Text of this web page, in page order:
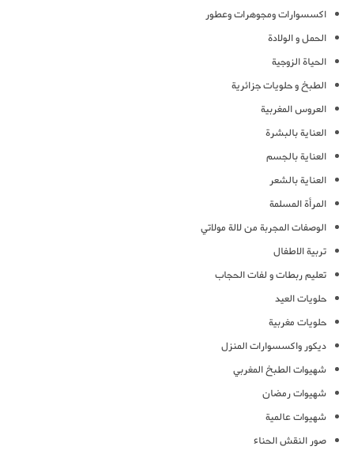
اكسسوارات ومجوهرات وعطور
الحمل و الولادة
الحياة الزوجية
الطبخ و حلويات جزائرية
العروس المغربية
العناية بالبشرة
العناية بالجسم
العناية بالشعر
المرأة المسلمة
الوصفات المجربة من لالة مولاتي
تربية الاطفال
تعليم ربطات و لفات الحجاب
حلويات العيد
حلويات مغربية
ديكور واكسسوارات المنزل
شهيوات الطبخ المغربي
شهيوات رمضان
شهيوات عالمية
صور النقش الحناء